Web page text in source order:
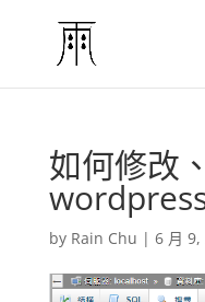
如何修改
by Rain Chu | 6 月 9,